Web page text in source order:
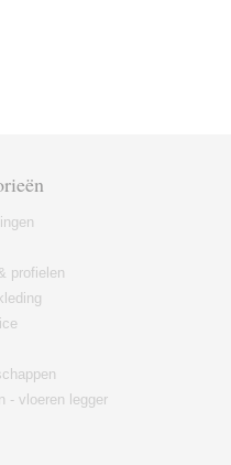
profielen
- vloeren legger